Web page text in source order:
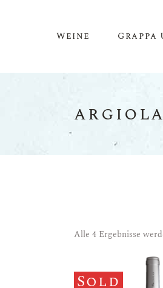
Weine
Rotwein
Roséwein
Grappa
Alle 4 Ergebnisse
Sold